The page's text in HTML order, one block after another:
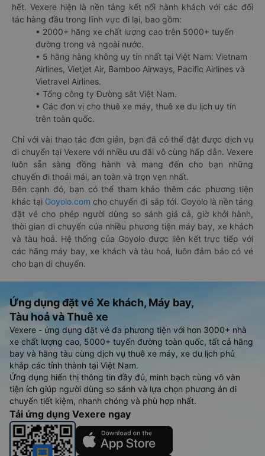
hết. Vexere hiện là nền tảng kết nối hành khách với các đối
tác hàng đầu trong lĩnh vực đi lại, bao gồm:
• 2000+ hãng xe chất lượng cao trên 5000+ tuyến
đường trong và ngoài nước.
• 5 hãng hàng không uy tín nhất tại Việt Nam: Vietnam
Airlines, Vietjet Air, Bamboo Airways, Pacific Airlines và
Vietravel Airlines.
• Tổng công ty Đường sắt Việt Nam.
• Các đơn vị cho thuê xe máy, thuê xe du lịch uy tín
trên toàn quốc.
Chỉ với vài thao tác đơn giản, bạn đã có thể đặt được dịch vụ
di chuyển tại Vexere với nhiều ưu đãi vô cùng hấp dẫn. Vexere
luôn sẵn sàng đồng hành và mang đến cho bạn những
chuyến đi thoải mái, an toàn và trọn vẹn nhất.
Bên cạnh đó, bạn có thể tham khảo thêm các phương tiện
khác tại Goyolo.com cho chuyến đi sắp tới. Goyolo là nền tảng
đặt vé cho phép người dùng so sánh giá cả, giờ khởi hành,
thời gian di chuyển của nhiều phương tiện máy bay, xe khách
và tàu hoả. Hệ thống của Goyolo được liên kết trực tiếp với
các hãng máy bay, xe khách và tàu hoả, luôn đảm bảo có vé
cho bạn di chuyển.
Ứng dụng đặt vé Xe khách, Máy bay,
Tàu hoả và Thuê xe
Vexere - ứng dụng đặt vé đa phương tiện với hơn 3000+ nhà
xe chất lượng cao, 5000+ tuyến đường toàn quốc, tất cả hãng
bay và hãng tàu cùng dịch vụ thuê xe máy, xe du lịch phủ
khắp các tỉnh thành tại Việt Nam.
Ứng dụng hiển thị thông tin đầy đủ, minh bạch cùng vô vàn
tiện ích giúp người dùng so sánh và lựa chọn phương án di
chuyển tiết kiệm, nhanh chóng và phù hợp nhất.
Tải ứng dụng Vexere ngay